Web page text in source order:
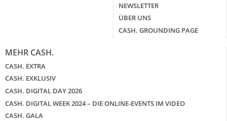
NEWSLETTER
ÜBER UNS
CASH. GROUNDING PAGE
MEHR CASH.
CASH. EXTRA
CASH. EXKLUSIV
CASH. DIGITAL DAY 2026
CASH. DIGITAL WEEK 2024 – DIE ONLINE-EVENTS IM VIDEO
CASH. GALA